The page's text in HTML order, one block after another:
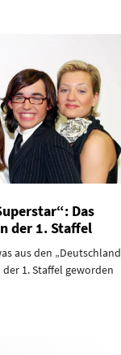
Das
der 1. Staffel
aus den „Deutschland
1. Staffel geworden